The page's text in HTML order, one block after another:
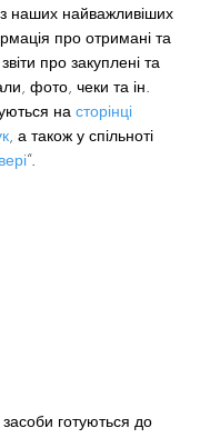
наших найважливіших
про отримані та
про закуплені та
фото, чеки та ін.
на сторінці
, а також у спільноті
“.
готуються до